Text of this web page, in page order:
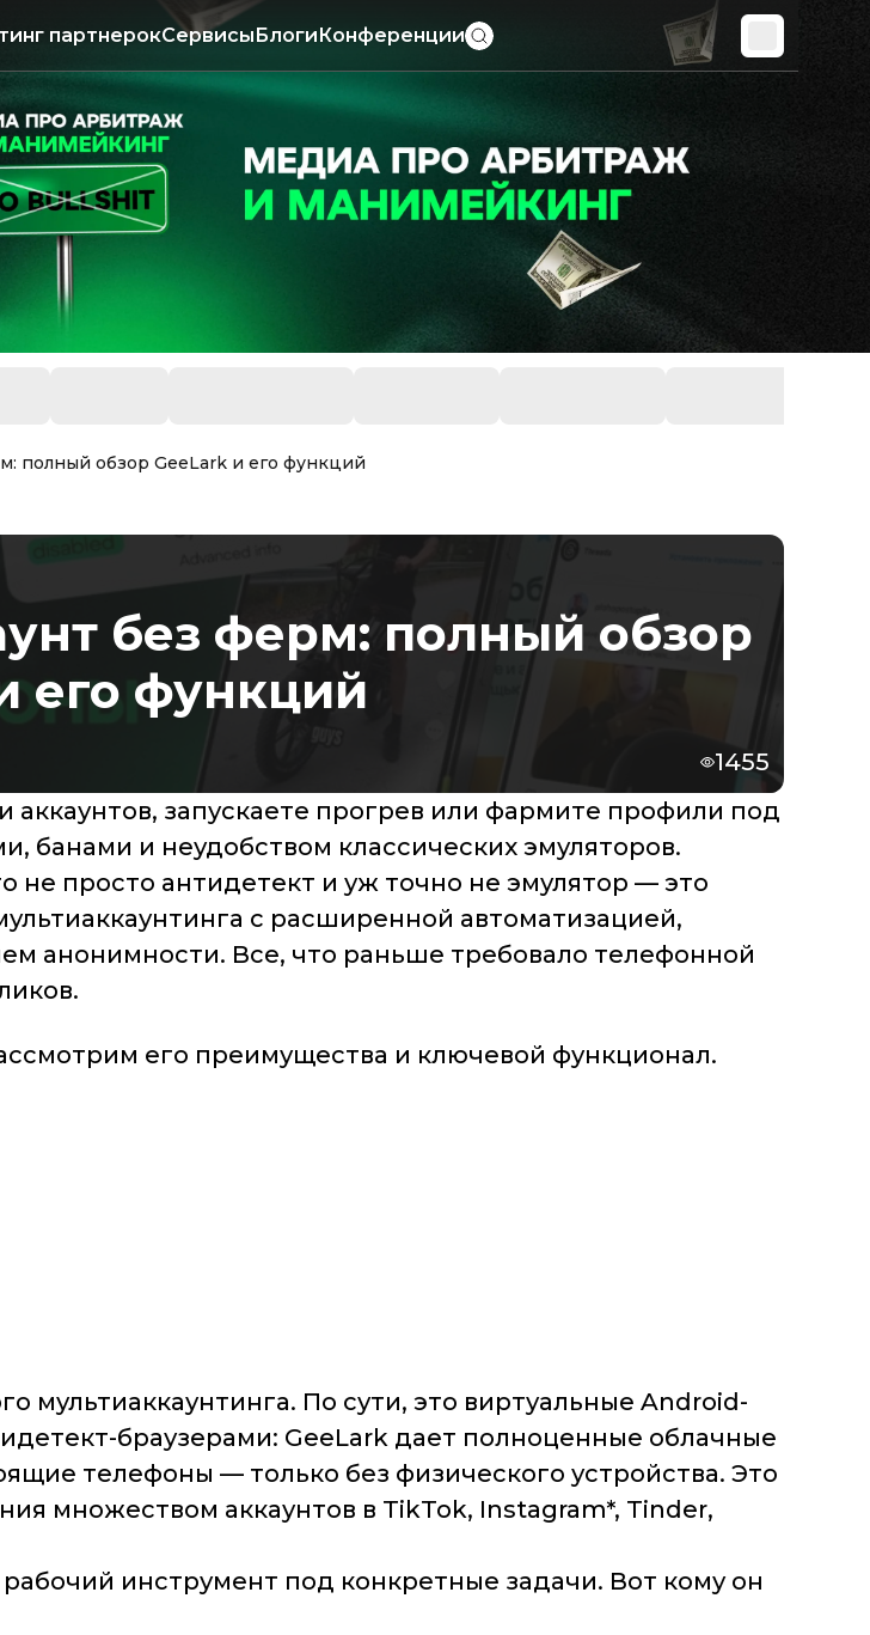
партнерокСервисыБлогиКонференции
полный обзор GeeLark и его функций
без ферм: полный обзор
его функций
1455
аккаунтов, запускаете прогрев или фармите профили под
банами и неудобством классических эмуляторов.
не просто антидетект и уж точно не эмулятор — это
с расширенной автоматизацией,
анонимности. Все, что раньше требовало телефонной
его преимущества и ключевой функционал.
мультиаккаунтинга. По сути, это виртуальные Android-
браузерами: GeeLark дает полноценные облачные
телефоны — только без физического устройства. Это
множеством аккаунтов в TikTok, Instagram*, Tinder,
инструмент под конкретные задачи. Вот кому он